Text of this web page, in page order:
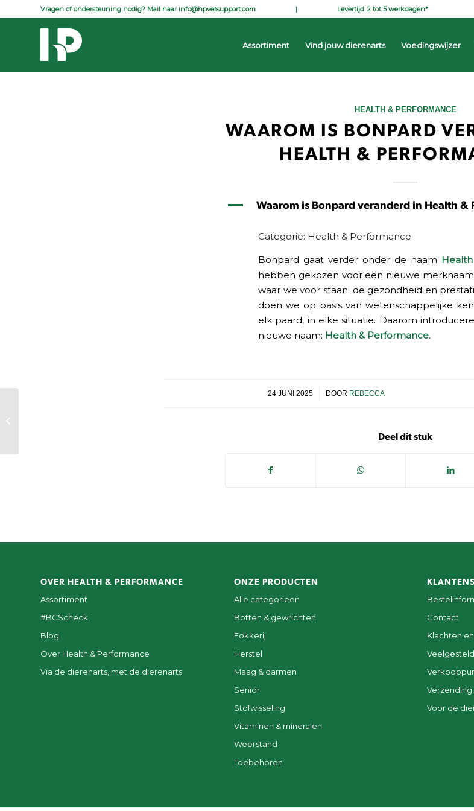
Vragen of ondersteuning nodig? Mail naar info@hpvetsupport.com | Levertijd: 2 tot 5 werkdagen*
Assortiment Vind jouw dierenarts Voedingswijzer
HEALTH & PERFORMANCE
WAAROM IS BONPARD
HEALTH &
A Waarom is Bonpard veranderd in Health &
Categorie: Health & Performance
Bonpard gaat verder onder de naam
hebben gekozen voor een nieuwe
waar we voor staan: de gezondheid en
doen we op basis van wetenschappelijke
elk paard, in elke situatie. Daarom
nieuwe naam: Health & Performance.
24 JUNI 2025
/ DOOR REBECCA
Deel dit stuk
OVER HEALTH & PERFORMANCE
Assortiment
#BCScheck
Blog
Over Health & Performance
Via de dierenarts, met de dierenarts
ONZE PRODUCTEN
Alle categorieën
Botten & gewrichten
Fokkerij
Herstel
Maag & darmen
Senior
Stofwisseling
Vitaminen & mineralen
Weerstand
Toebehoren
Contact
Klachten
Voor de